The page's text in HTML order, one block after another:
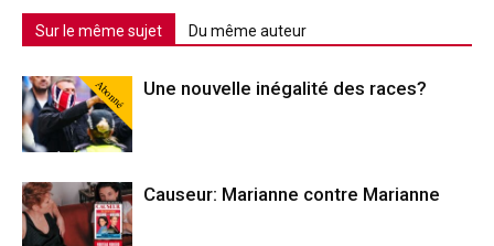
Sur le même sujet Du même auteur
Abonné Une nouvelle inégalité des races?
Causeur: Marianne contre Marianne